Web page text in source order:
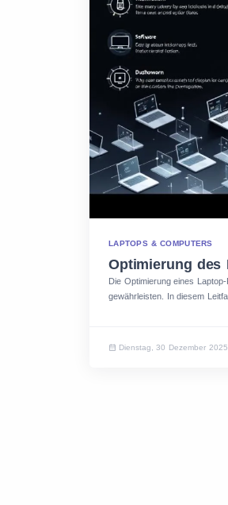
LAPTOPS & COMPUTERS
Optimierung des
Die Optimierung eines
gewährleisten. In diesem
Dienstag, 30 Dezember 2025